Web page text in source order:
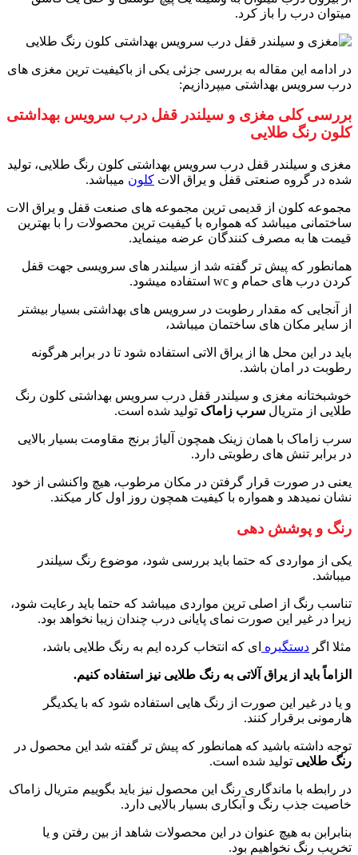
میتوان درب را باز کرد.
در ادامه این مقاله به بررسی جزئی یکی از باکیفیت ترین مغزی های
درب سرویس بهداشتی میپردازیم:
بررسی کلی مغزی و سیلندر قفل درب سرویس بهداشتی
کلون رنگ طلایی
مغزی و سیلندر قفل درب سرویس بهداشتی کلون رنگ طلایی، تولید
شده در گروه صنعتی قفل و یراق الات کلون میباشد.
مجموعه کلون از قدیمی ترین مجموعه های صنعت قفل و یراق الات
ساختمانی میباشد که همواره با کیفیت ترین محصولات را با بهترین
قیمت ها به مصرف کنندگان عرضه مینماید.
همانطور که پیش تر گفته شد از سیلندر های سرویسی جهت قفل
کردن درب های حمام و wc استفاده میشود.
از آنجایی که مقدار رطوبت در سرویس های بهداشتی بسیار بیشتر
از سایر مکان های ساختمان میباشد،
باید در این محل ها از یراق الاتی استفاده شود تا در برابر هرگونه
رطوبت در امان باشد.
خوشبختانه مغزی و سیلندر قفل درب سرویس بهداشتی کلون رنگ
طلایی از متریال سرب زاماک تولید شده است.
سرب زاماک با همان زینک همچون آلیاژ برنج مقاومت بسیار بالایی
در برابر تنش های رطوبتی دارد.
یعنی در صورت قرار گرفتن در مکان مرطوب، هیچ واکنشی از خود
نشان نمیدهد و همواره با کیفیت همچون روز اول کار میکند.
رنگ و پوشش دهی
یکی از مواردی که حتما باید بررسی شود، موضوع رنگ سیلندر
میباشد.
تناسب رنگ از اصلی ترین مواردی میباشد که حتما باید رعایت شود،
زیرا در غیر این صورت نمای پایانی درب چندان زیبا نخواهد بود.
مثلا اگر دستگیره ای که انتخاب کرده ایم به رنگ طلایی باشد،
الزاماً باید از یراق آلاتی به رنگ طلایی نیز استفاده کنیم.
و یا در غیر این صورت از رنگ هایی استفاده شود که با یکدیگر
هارمونی برقرار کنند.
توجه داشته باشید که همانطور که پیش تر گفته شد این محصول در
رنگ طلایی تولید شده است.
در رابطه با ماندگاری رنگ این محصول نیز باید بگوییم متریال زاماک
خاصیت جذب رنگ و آبکاری بسیار بالایی دارد.
بنابرابن به هیچ عنوان در این محصولات شاهد از بین رفتن و یا
تخریب رنگ نخواهیم بود.